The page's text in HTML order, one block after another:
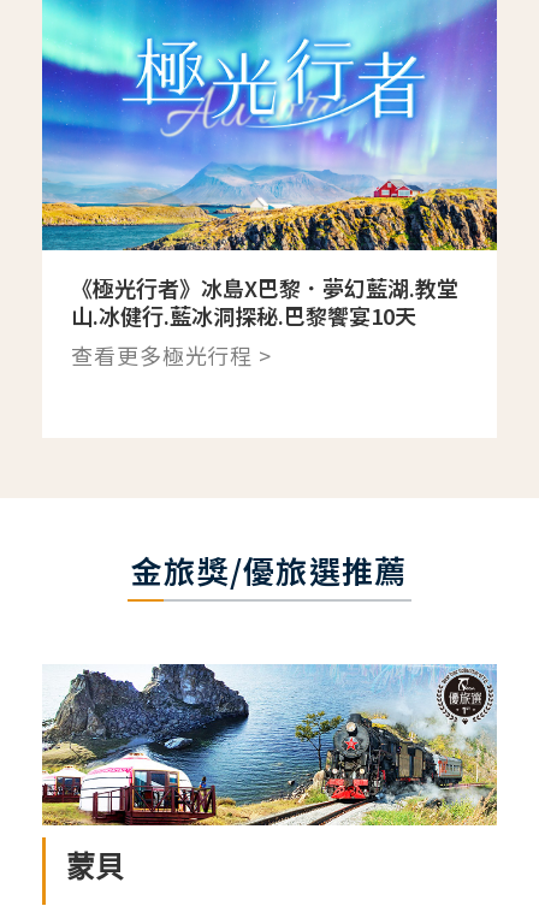
《極光行者》冰島X巴黎．夢幻藍湖.教堂
山.冰健行.藍冰洞探秘.巴黎饗宴10天
查看更多極光行程 >
金旅獎/優旅選推薦
蒙貝